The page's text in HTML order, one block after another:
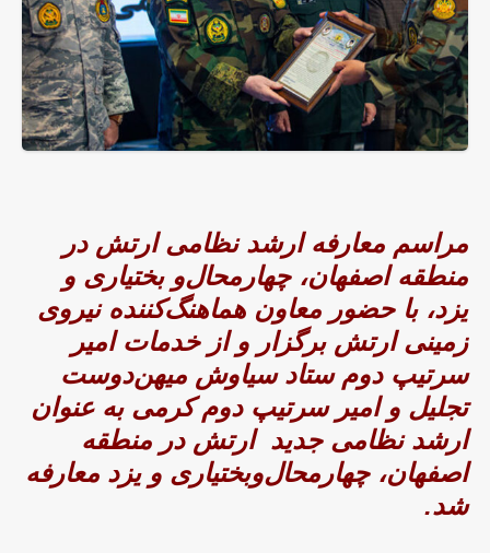
مراسم معارفه ارشد نظامی ارتش در
منطقه اصفهان، چهارمحال‌و بختیاری و
یزد، با حضور معاون هماهنگ‌کننده نیروی
زمینی ارتش برگزار و از خدمات امیر
سرتیپ دوم ستاد سیاوش میهن‌دوست
تجلیل و امیر سرتیپ دوم کرمی به عنوان
ارشد نظامی جدید ارتش در منطقه
اصفهان، چهارمحال‌وبختیاری و یزد معارفه
شد.